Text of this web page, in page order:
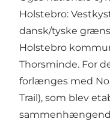
Holstebro:
dansk/tyske
Holstebro
Thorsminde. For
forlænges med
Trail), som blev